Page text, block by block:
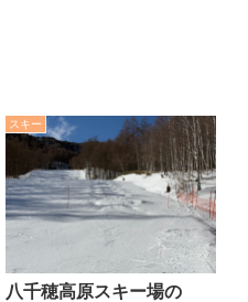
スキー
八千穂高原スキー場の